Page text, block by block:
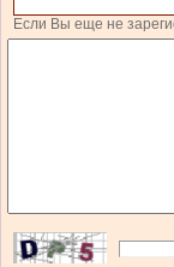
Если Вы еще не